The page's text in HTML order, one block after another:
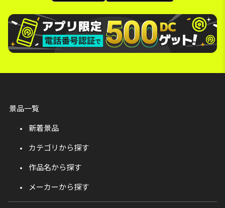
景品一覧
新着景品
カテゴリから探す
作品名から探す
メーカーから探す